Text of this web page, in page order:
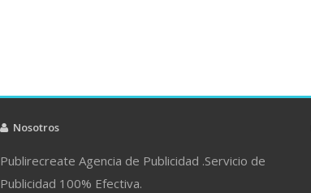
Nosotros
Publirecreate Agencia de Publicidad .Servicio de
Publicidad 100% Efectiva.